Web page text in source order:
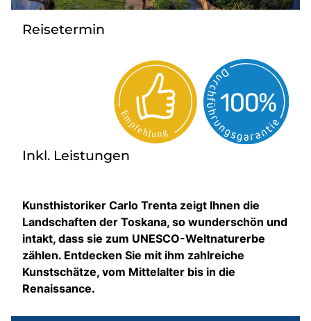
Kontakt
Job
Reisetermin
Inkl. Leistungen
Kunsthistoriker Carlo Trenta zeigt Ihnen die
Landschaften der Toskana, so wunderschön und
intakt, dass sie zum UNESCO-Weltnaturerbe
zählen. Entdecken Sie mit ihm zahlreiche
Kunstschätze, vom Mittelalter bis in die
Renaissance.